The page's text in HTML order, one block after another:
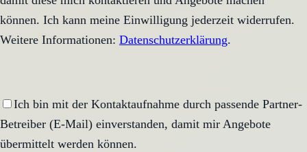
können. Ich kann meine Einwilligung jederzeit widerrufen.
Weitere Informationen: Datenschutzerklärung.
Ich bin mit der Kontaktaufnahme durch passende Partner-
Betreiber (E-Mail) einverstanden, damit mir Angebote
übermittelt werden können.